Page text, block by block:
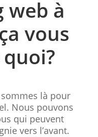
web à
vous
là pour
Nous pouvons
qui peuvent
vers l’avant.